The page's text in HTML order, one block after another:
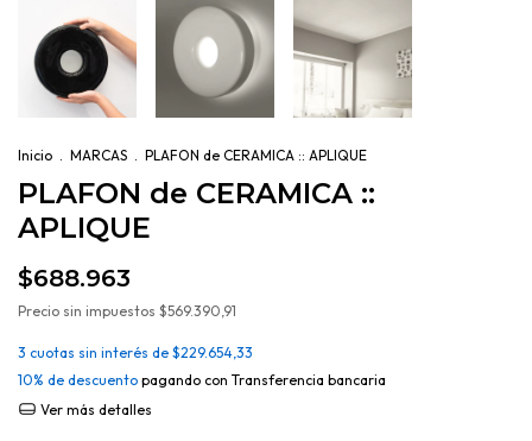
Inicio MARCAS PLAFON de CERAMICA :: APLIQUE
PLAFON de CERAMICA ::
APLIQUE
$688.963
Precio sin impuestos $569.390,91
3 cuotas sin interés de $229.654,33
10% de descuento pagando con Transferencia bancaria
Ver más detalles